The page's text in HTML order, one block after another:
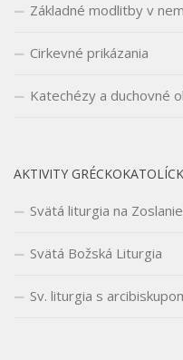
Základné modlitby v
Cirkevné prikázania
Katechézy a duchovné
AKTIVITY
Svätá liturgia na
Svätá Božská Liturgia
Sv. liturgia s